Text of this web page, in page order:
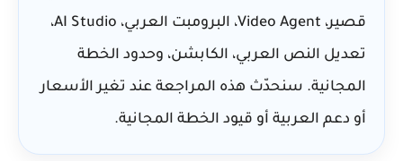
قصير، Video Agent، البرومبت العربي، AI Studio،
تعديل النص العربي، الكابشن، وحدود الخطة
المجانية. سنحدّث هذه المراجعة عند تغير الأسعار
أو دعم العربية أو قيود الخطة المجانية.